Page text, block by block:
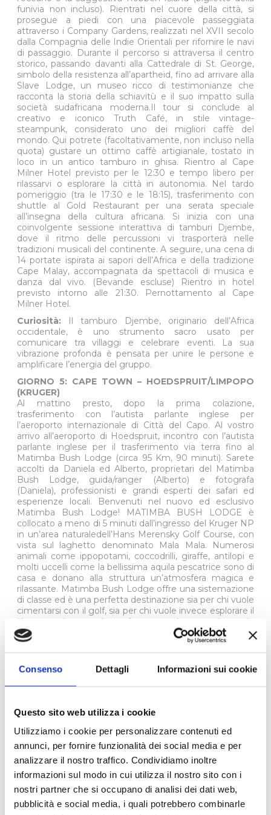
Consenso Dettagli Informazioni sui cookie
Questo sito web utilizza i cookie
Utilizziamo i cookie per personalizzare contenuti ed
annunci, per fornire funzionalità dei social media e per
analizzare il nostro traffico. Condividiamo inoltre
informazioni sul modo in cui utilizza il nostro sito con i
nostri partner che si occupano di analisi dei dati web,
pubblicità e social media, i quali potrebbero combinarle
funivia non incluso). Rientrati nel cuore della città, si
prosegue a piedi con una piacevole passeggiata
attraverso i Company Gardens, realizzati nel XVII secolo
dalla Compagnia delle Indie Orientali per rifornire le navi
di passaggio. Durante il percorso si attraversa il centro
storico, passando davanti alla Cattedrale di St. George,
simbolo della resistenza all’apartheid, fino ad arrivare alla
Slave Lodge, un museo ricco di testimonianze che
racconta la storia della schiavitù e il suo impatto sulla
società sudafricana moderna.Il tour si conclude al
creativo e iconico Truth Café, in stile vintage-
steampunk, considerato uno dei migliori caffè del
mondo. Qui potrete (facoltativamente, non incluso nella
quota) gustare un ottimo caffè artigianale, tostato in
loco in un antico tamburo in ghisa. Rientro al Cape
Milner Hotel previsto per le 12:30 e tempo libero per
rilassarvi o esplorare la città in autonomia. Nel tardo
pomeriggio (tra le 17:30 e le 18:15), trasferimento con
shuttle al Gold Restaurant per una serata speciale
all’insegna della cultura africana. Si inizia con una
coinvolgente sessione interattiva di tamburi Djembe,
dove il ritmo delle percussioni vi trasporterà nelle
tradizioni musicali del continente. A seguire, una cena di
14 portate ispirata ai sapori dell’Africa e della tradizione
Cape Malay, accompagnata da spettacoli di musica e
danza dal vivo. (Bevande escluse) Rientro in hotel
previsto intorno alle 21:30. Pernottamento al Cape
Milner Hotel.
Curiosità: Il tamburo Djembe, originario dell’Africa
occidentale, è uno strumento sacro usato per
comunicare tra villaggi e celebrare eventi. La sua
vibrazione profonda è pensata per unire le persone e
amplificare l’energia del gruppo.
GIORNO 5: CAPE TOWN – HOEDSPRUIT/LIMPOPO
(KRUGER)
Al mattino presto, dopo la prima colazione,
trasferimento con l’autista parlante inglese per
l’aeroporto internazionale di Città del Capo. Al vostro
arrivo all’aeroporto di Hoedspruit, incontro con l’autista
parlante inglese per il trasferimento via terra fino al
Matimba Bush Lodge (circa 95 Km, 90 minuti). Sarete
accolti da Daniela ed Alberto, proprietari del Matimba
Bush Lodge, guida/ranger (Alberto) e fotografa
(Daniela), professionisti e grandi esperti dei safari ed
esperienze locali. Benvenuti nel nuovo ed esclusivo
Matimba Bush Lodge! MATIMBA BUSH LODGE è
collocato a meno di 5 minuti dall’ingresso del Kruger NP
in un’area naturaledell’Hans Merensky Golf Course, con
vista sul laghetto denominato Mala Mala. Numerosi
animali come ippopotami, coccodrilli, giraffe, antilopi e
molti uccelli come la bellissima aquila pescatrice sono di
casa e donano alla struttura un’atmosfera magica e
rilassante. Matimba Bush Lodge offre una sistemazione
di classe ed è una perfetta destinazione sia per chi vuole
cimentarsi con il golf, sia per chi vuole invece esplorare il
Kruger e le aree limitrofe ma anche per chi vuole
trascorrere alcune ore rilassanti in riva al lago in
compagnia dei suoi abitanti. Il pomeriggio d’arrivo sarà
all’insegna del relax ed ambientamento al bush
sudafricano, verrà offerto un pranzo leggero, seguito
dalla cena e dal pernottamento in camera standard al
Matimba Bush Lodge.
Sveglia prima dell’alba e partenza alle 05:15 dal Matimba
Bush Lodge per una giornata memorabile di foto-safari
nel Parco Nazionale Kruger, accompagnati da Alberto,
guida professionista di lingua italiana. La colazione sarà
servita al sacco, preparata con cura dal lodge per
gustarla nel cuore del bush. A bordo di un veicolo 4x4
safari, inizierete l’avventura alla ricerca dei Big Five –
leone, leopardo, elefante, rinoceronte e bufalo – e di
tante altre specie iconiche che popolano questa